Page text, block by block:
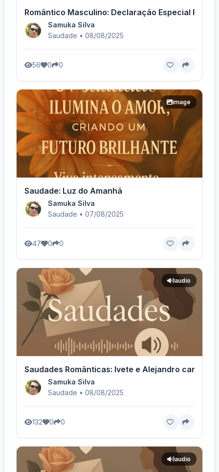
Romântico Masculino: Declaração Especial Para
Samuka Silva
Saudade • 08/08/2025
56 0 0
image
Saudade: Luz do Amanhã
Samuka Silva
Saudade • 07/08/2025
47 0 0
audio
Saudades Românticas: Ivete e Alejandro cantam
Samuka Silva
Saudade • 08/08/2025
132 0 0
audio